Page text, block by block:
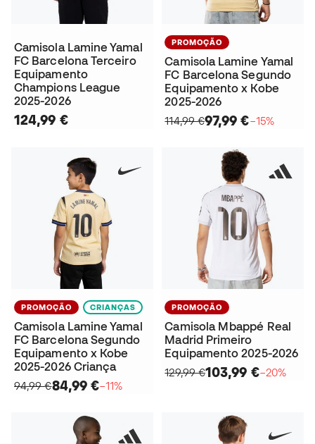
Camisola Lamine Yamal
FC Barcelona Terceiro
Equipamento
Champions League
2025-2026
124,99 €
PROMOÇÃO
Camisola Lamine Yamal
FC Barcelona Segundo
Equipamento x Kobe
2025-2026
114,99 €97,99 €−15%
PROMOÇÃO CRIANÇAS
Camisola Lamine Yamal
FC Barcelona Segundo
Equipamento x Kobe
2025-2026 Criança
94,99 €84,99 €−11%
PROMOÇÃO
Camisola Mbappé Real
Madrid Primeiro
Equipamento 2025-2026
129,99 €103,99 €−20%